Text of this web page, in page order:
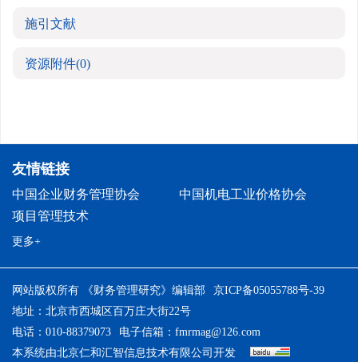
施引文献
资源附件(0)
友情链接
中国企业财务管理协会
中国机电工业价格协会
项目管理技术
更多+
网站版权所有 《财务管理研究》编辑部
京ICP备05055788号-39
地址：北京市西城区百万庄大街22号
电话：010-88379073
电子信箱： fmrmag@126.com
本系统由北京仁和汇智信息技术有限公司 开发